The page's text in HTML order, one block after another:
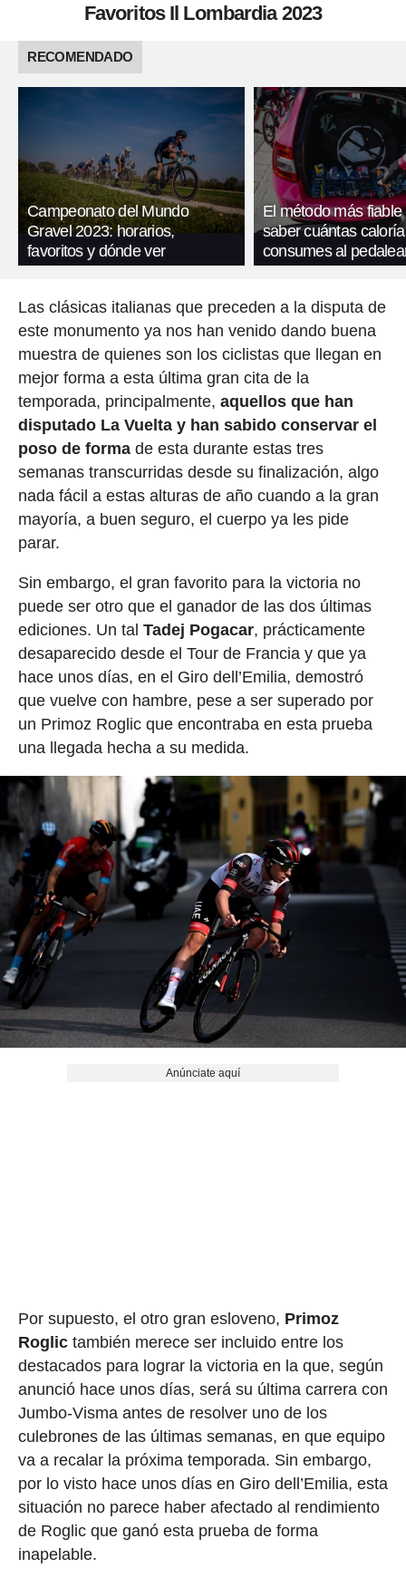
Favoritos Il Lombardia 2023
RECOMENDADO
Campeonato del Mundo
Gravel 2023: horarios,
favoritos y dónde ver
El método más fiable
saber cuántas
consumes al
Las clásicas italianas que preceden a la disputa de
este monumento ya nos han venido dando buena
muestra de quienes son los ciclistas que llegan en
mejor forma a esta última gran cita de la
temporada, principalmente, aquellos que han
disputado La Vuelta y han sabido conservar el
poso de formade esta durante estas tres
semanas transcurridas desde su finalización, algo
nada fácil a estas alturas de año cuando a la gran
mayoría, a buen seguro, el cuerpo ya les pide
parar.
Sin embargo, el gran favorito para la victoria no
puede ser otro que el ganador de las dos últimas
ediciones. Un tal Tadej Pogacar, prácticamente
desaparecido desde el Tour de Francia y que ya
hace unos días, en el Giro dell’Emilia, demostró
que vuelve con hambre, pese a ser superado por
un Primoz Roglic que encontraba en esta prueba
una llegada hecha a su medida.
Anúnciate aquí
Por supuesto, el otro gran esloveno, Primoz
Roglictambién merece ser incluido entre los
destacados para lograr la victoria en la que, según
anunció hace unos días, será su última carrera con
Jumbo-Visma antes de resolver uno de los
culebrones de las últimas semanas, en que equipo
va a recalar la próxima temporada. Sin embargo,
por lo visto hace unos días en Giro dell’Emilia, esta
situación no parece haber afectado al rendimiento
de Roglic que ganó esta prueba de forma
inapelable.